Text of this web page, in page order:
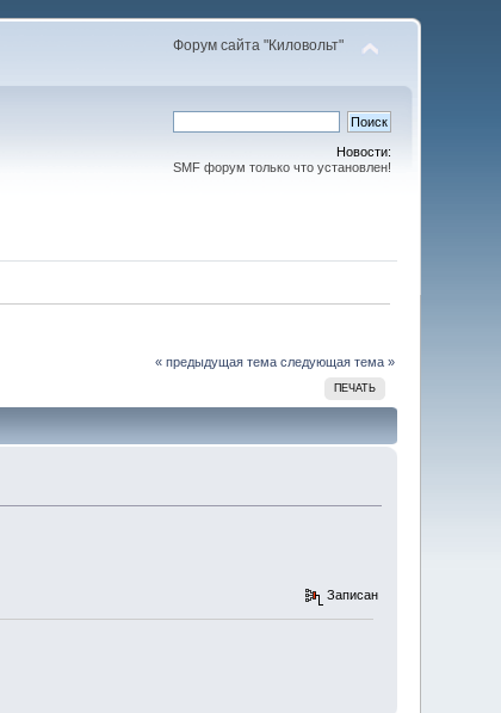
Форум сайта "Киловольт"
Новости:
SMF форум только что установлен!
« предыдущая тема следующая тема »
ПЕЧАТЬ
Записан